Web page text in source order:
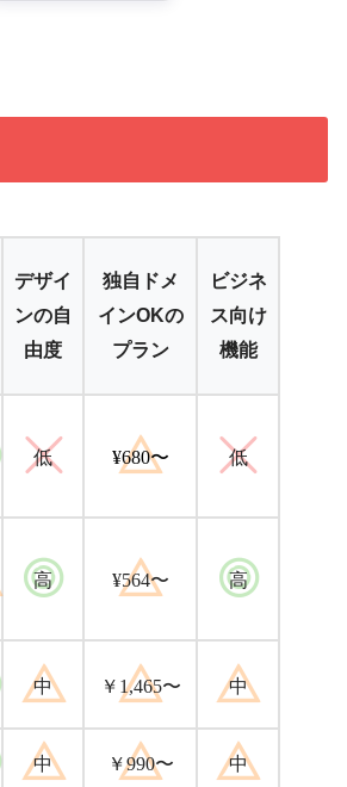
デザイ
ンの自
由度
独自ドメ
インOKの
プラン
ビジネ
ス向け
機能
低 ¥680〜 低
高 ¥564〜 高
中 ￥1,465〜 中
中 ￥990〜 中